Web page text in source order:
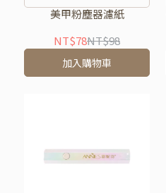
美甲粉塵器濾紙
NT$78NT$98
加入購物車